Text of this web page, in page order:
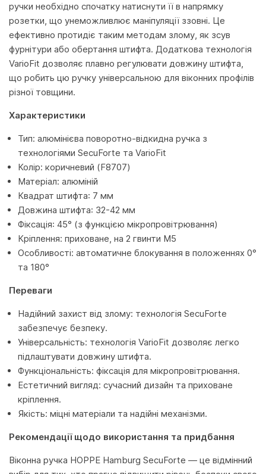
ручки необхідно спочатку натиснути її в напрямку
розетки, що унеможливлює маніпуляції ззовні. Це
ефективно протидіє таким методам злому, як зсув
фурнітури або обертання штифта. Додаткова технологія
VarioFit дозволяє плавно регулювати довжину штифта,
що робить цю ручку універсальною для віконних профілів
різної товщини.
Характеристики
Тип: алюмінієва поворотно-відкидна ручка з
технологіями SecuForte та VarioFit
Колір: коричневий (F8707)
Матеріал: алюміній
Квадрат штифта: 7 мм
Довжина штифта: 32-42 мм
Фіксація: 45° (з функцією мікропровітрювання)
Кріплення: приховане, на 2 гвинти M5
Особливості: автоматичне блокування в положеннях 0°
та 180°
Переваги
Надійний захист від злому: технологія SecuForte
забезпечує безпеку.
Універсальність: технологія VarioFit дозволяє легко
підлаштувати довжину штифта.
Функціональність: фіксація для мікропровітрювання.
Естетичний вигляд: сучасний дизайн та приховане
кріплення.
Якість: міцні матеріали та надійні механізми.
Рекомендації щодо використання та придбання
Віконна ручка HOPPE Hamburg SecuForte — це відмінний